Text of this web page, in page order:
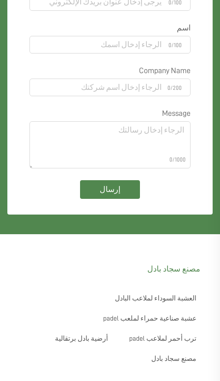
0/100
اسم
0/100
Company Name
0/200
Message
0/1000
إرسال
مصنع سجاد بادل
العشبة السوداء لملاعب البادل
عشبة صناعية حمراء لملعب padel
ترب أحمر لملاعب padel أرضية بادل برتقالية
مصنع سجاد بادل